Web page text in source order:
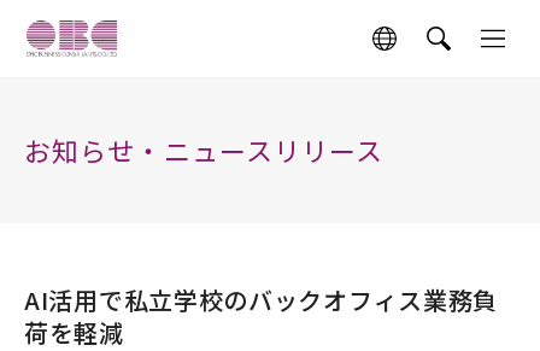
お知らせ・ニュースリリース
AI活用で私立学校のバックオフィス業務負
荷を軽減